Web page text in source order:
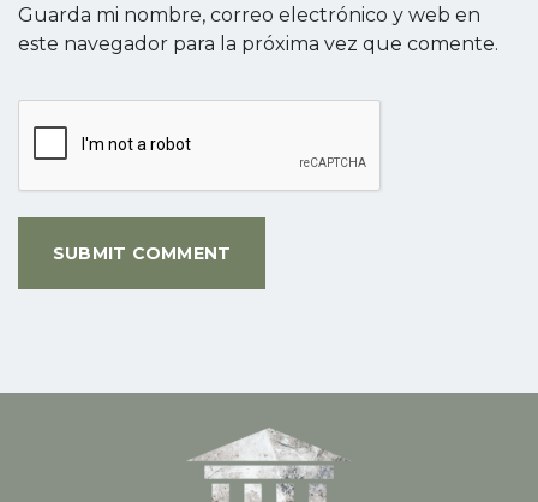
Guarda mi nombre, correo electrónico y web en
este navegador para la próxima vez que comente.